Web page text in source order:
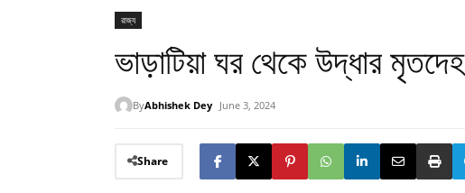
রাজ্য
ভাড়াটিয়া ঘর থেকে উদ্ধার মৃতদেহ
ByAbhishek Dey June 3, 2024
Share